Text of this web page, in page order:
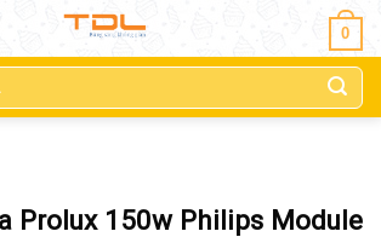
0
Prolux 150w Philips Module